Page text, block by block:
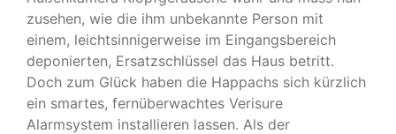
zusehen, wie die ihm unbekannte Person mit
einem, leichtsinnigerweise im Eingangsbereich
deponierten, Ersatzschlüssel das Haus betritt.
Doch zum Glück haben die Happachs sich kürzlich
ein smartes, fernüberwachtes Verisure
Alarmsystem installieren lassen. Als der